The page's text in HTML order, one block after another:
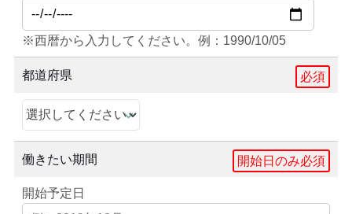
※西暦から入力してください。例：1990/10/05
都道府県 必須
働きたい期間 開始日のみ必須
開始予定日